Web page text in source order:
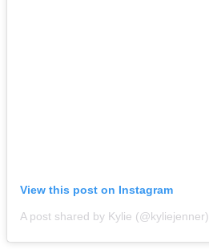
View this post on Instagram
A post shared by Kylie (@kyliejenner)